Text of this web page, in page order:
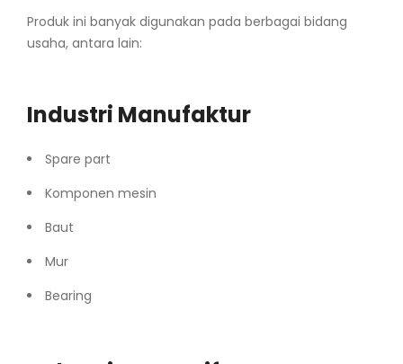
Produk ini banyak digunakan pada berbagai bidang
usaha, antara lain:
Industri Manufaktur
Spare part
Komponen mesin
Baut
Mur
Bearing